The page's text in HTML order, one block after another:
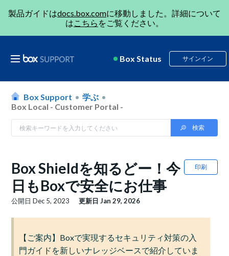
製品ガイドはdocs.box.comに移動しました。詳細について
はこちら をご覧ください。
Box Status サインイン
Box Support
学ぶ
Box Local - Customer Portal -
印刷
Box Shieldを知るどー！今
日もBoxで安全にお仕事
公開日Dec 5, 2023 更新日Jan 29, 2026
【ご案内】Boxで実現するセキュリティ対策の入
門ガイドを新しいナレッジベースで紹介していま